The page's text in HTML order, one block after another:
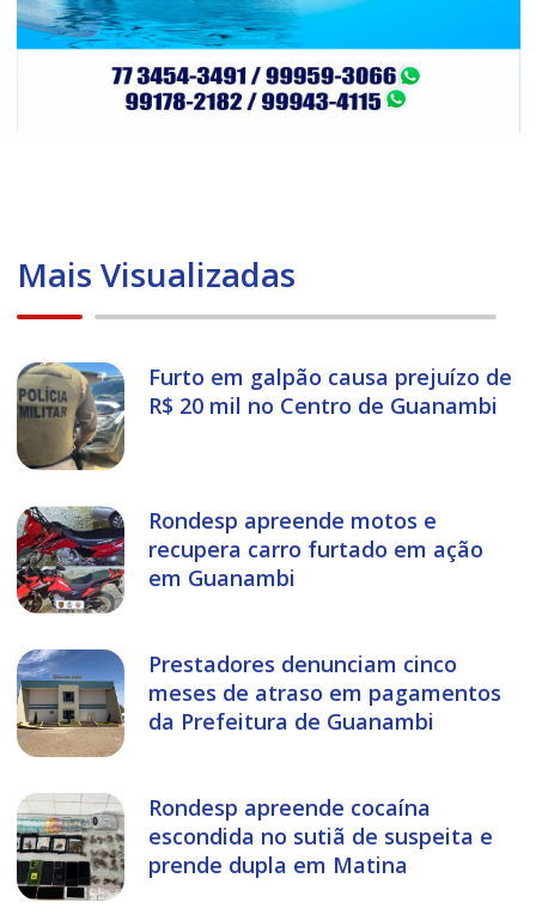
Mais Visualizadas
Furto em galpão causa prejuízo de
R$ 20 mil no Centro de Guanambi
Rondesp apreende motos e
recupera carro furtado em ação
em Guanambi
Prestadores denunciam cinco
meses de atraso em pagamentos
da Prefeitura de Guanambi
Rondesp apreende cocaína
escondida no sutiã de suspeita e
prende dupla em Matina